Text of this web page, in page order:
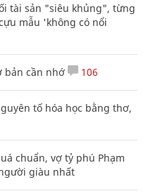
tài sản "siêu khủng", từng
mẫu 'không có nổi
bản cần nhớ 106
tố hóa học bằng thơ,
chuẩn, vợ tỷ phú Phạm
giàu nhất